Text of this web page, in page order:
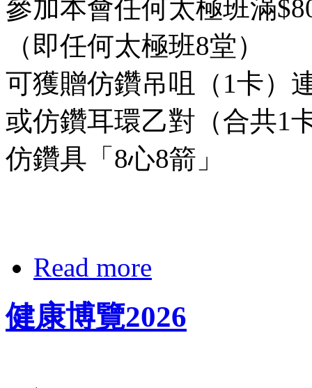
參加本會任何太極班滿
（即任何太極班8堂）
可獲贈仿鑽吊咀（1卡）
或仿鑽耳環乙對（合共1
仿鑽具「8心8箭」
Read more
健康博覽2026